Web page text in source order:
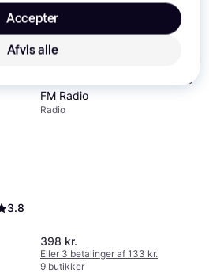
3.8
Denver DIR-200 Internet DAB
FM Radio
Radio
398 kr.
Eller 3 betalinger af 133 kr.
9 butikker
Afvis alle
Accepter